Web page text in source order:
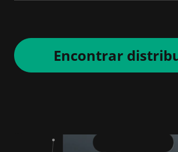
Encontrar